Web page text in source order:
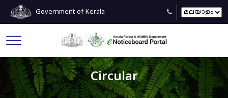
Government of Kerala
Circular